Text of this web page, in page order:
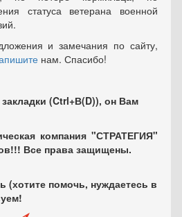
статуса ветерана военной
и замечания по сайту,
нам. Спасибо!
(Ctrl+В(D)), он Вам
компания "СТРАТЕГИЯ"
Все права защищены.
(хотите помочь, нуждаетесь в